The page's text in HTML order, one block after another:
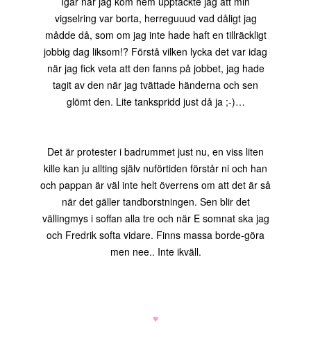
vigselring var borta, herreguuud vad dåligt jag
mådde då, som om jag inte hade haft en tillräckligt
jobbig dag liksom!? Förstå vilken lycka det var idag
när jag fick veta att den fanns på jobbet, jag hade
tagit av den när jag tvättade händerna och sen
glömt den. Lite tankspridd just då ja ;-)…
Det är protester i badrummet just nu, en viss liten
kille kan ju allting själv nuförtiden förstår ni och han
och pappan är väl inte helt överrens om att det är så
när det gäller tandborstningen. Sen blir det
vällingmys i soffan alla tre och när E somnat ska jag
och Fredrik softa vidare. Finns massa borde-göra
men nee.. Inte ikväll.
♥